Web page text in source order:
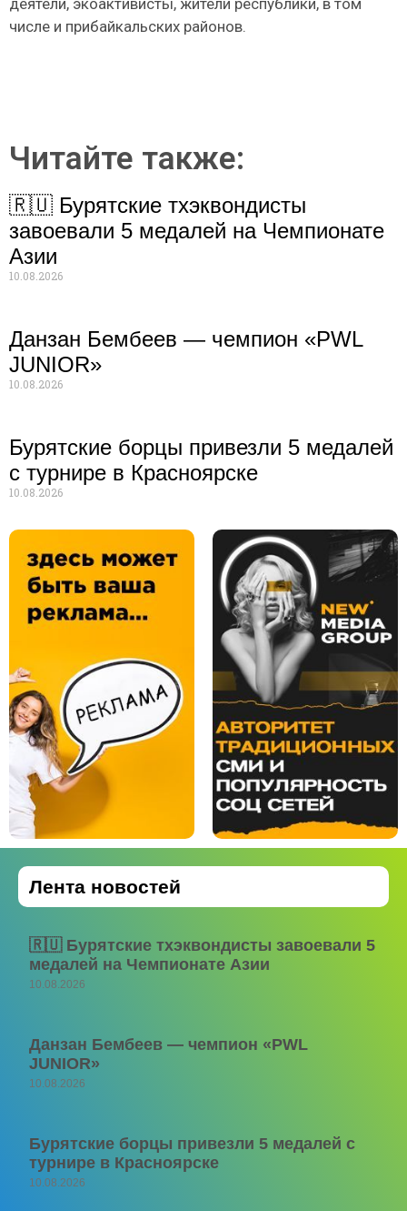
числе и прибайкальских районов.
Читайте также:
🇷🇺 Бурятские тхэквондисты
завоевали 5 медалей на Чемпионате
Азии
10.08.2026
Данзан Бембеев — чемпион «PWL
JUNIOR»
10.08.2026
Бурятские борцы привезли 5 медалей
с турнире в Красноярске
10.08.2026
Лента новостей
🇷🇺 Бурятские тхэквондисты завоевали 5
медалей на Чемпионате Азии
10.08.2026
Данзан Бембеев — чемпион «PWL
JUNIOR»
10.08.2026
Бурятские борцы привезли 5 медалей с
турнире в Красноярске
10.08.2026